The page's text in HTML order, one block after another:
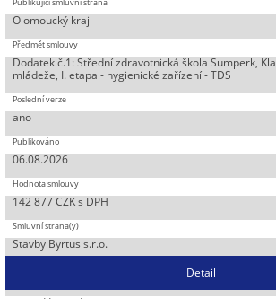
Olomoucký kraj
Dodatek č.1: Střední zdravotnická škola Šumperk,
mládeže, I. etapa - hygienické zařízení - TDS
ano
06.08.2026
142 877 CZK s DPH
Stavby Byrtus s.r.o.
Detail